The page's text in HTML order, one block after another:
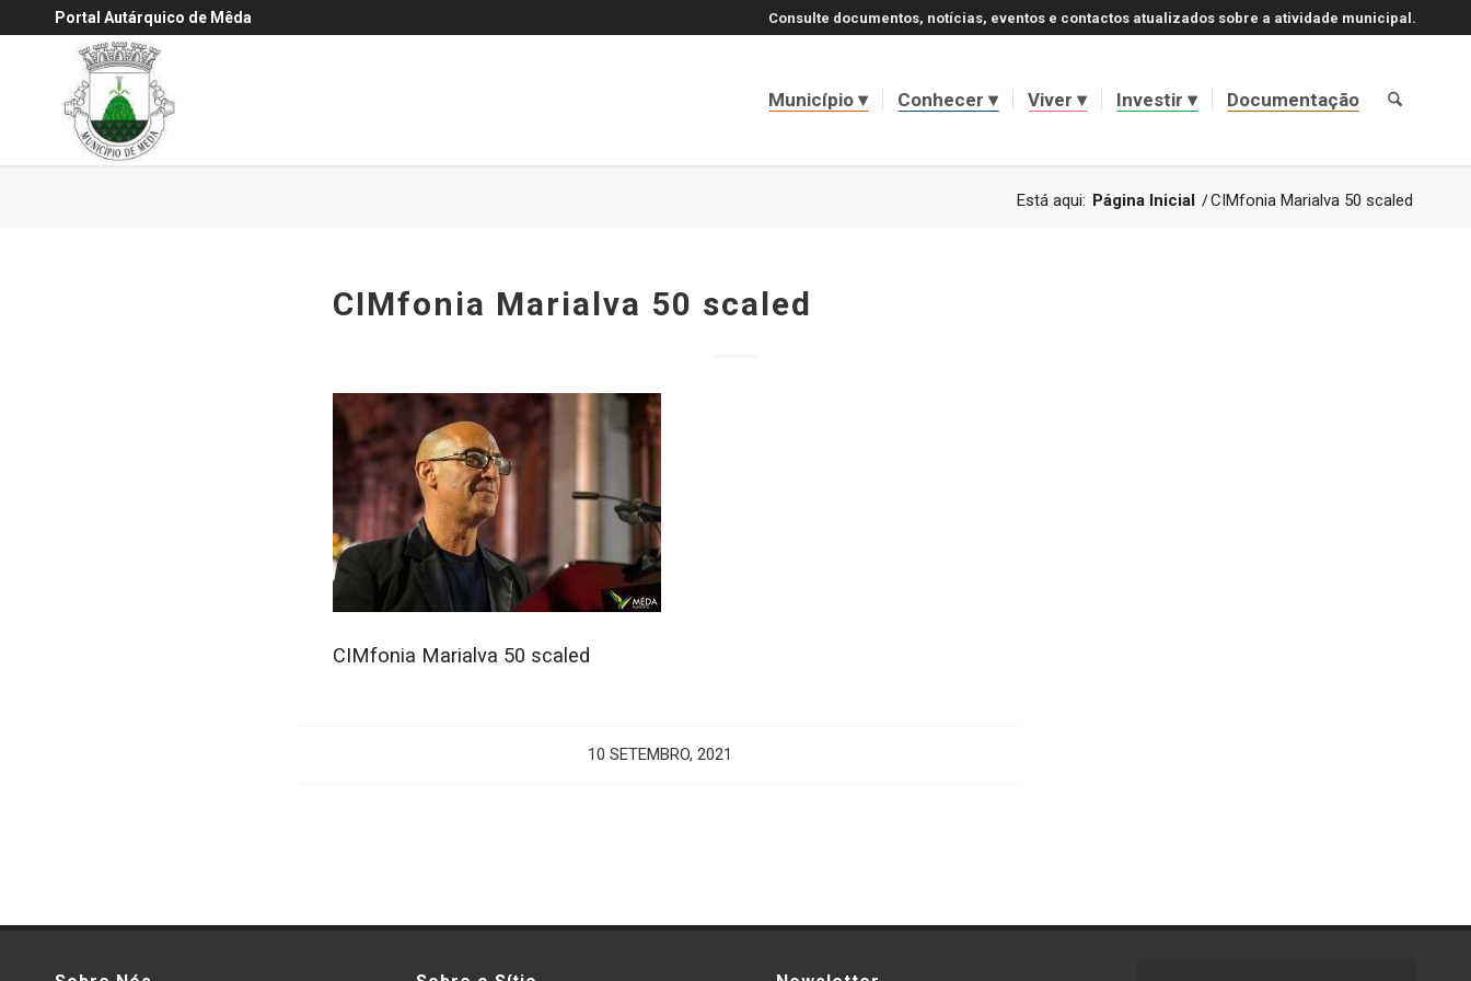
Portal Autárquico de Mêda Consulte documentos, notícias, eventos e contactos atualizados sobre a atividade municipal.
Município Conhecer Viver Investir Documentação
Está aqui: Página Inicial /CIMfonia Marialva 50 scaled
CIMfonia Marialva 50 scaled
CIMfonia Marialva 50 scaled
10 SETEMBRO, 2021